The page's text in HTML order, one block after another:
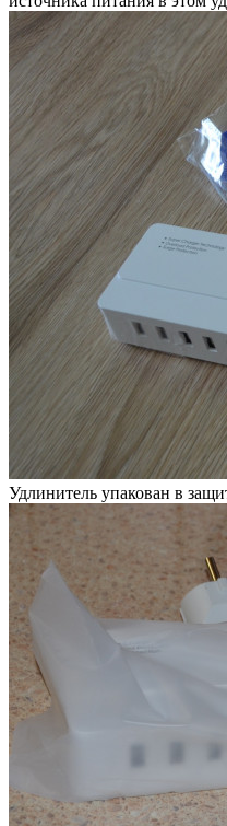
Удлинитель упакован в